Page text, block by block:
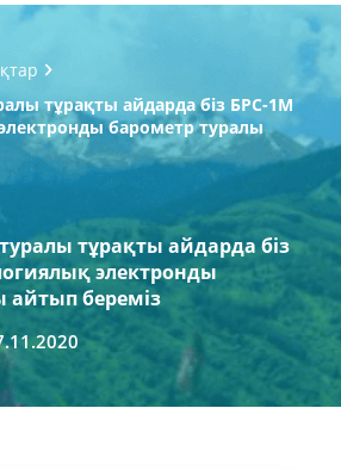
тұрақты айдарда біз БРС-1М
барометр туралы
тұрақты айдарда біз
электронды
айтып береміз